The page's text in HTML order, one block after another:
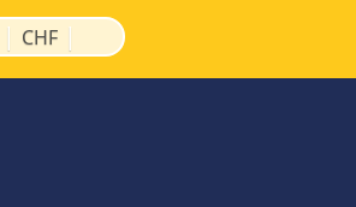
| CHF |